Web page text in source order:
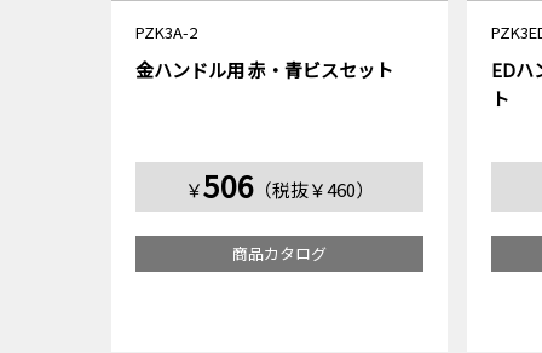
PZK3A-2
金ハンドル用 赤・青ビスセット
￥506 （税抜￥460）
商品カタログ
EDハ
ト